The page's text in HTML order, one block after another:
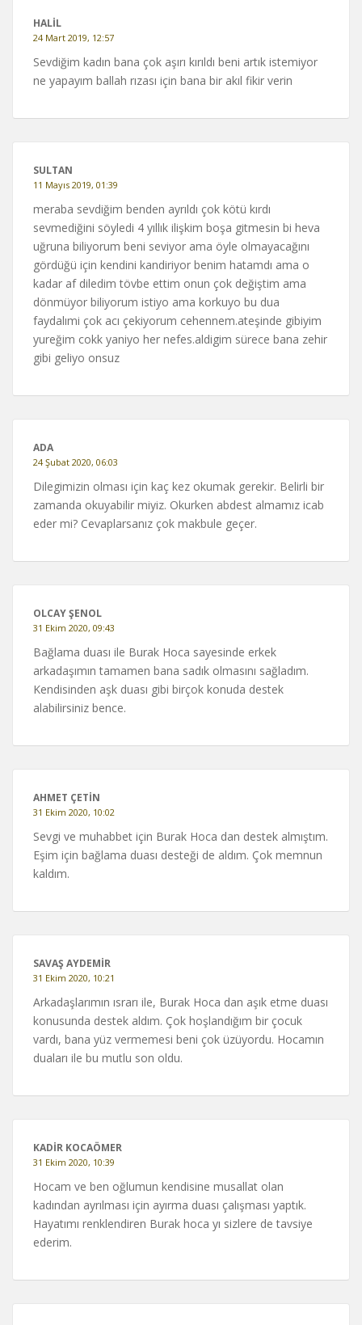
HALIL
24 Mart 2019, 12:57
Sevdiğim kadın bana çok aşırı kırıldı beni artık istemiyor
ne yapayım ballah rızası için bana bir akıl fikir verin
SULTAN
11 Mayıs 2019, 01:39
meraba sevdiğim benden ayrıldı çok kötü kırdı
sevmediğini söyledi 4 yıllık ilişkim boşa gitmesin bi heva
uğruna biliyorum beni seviyor ama öyle olmayacağını
gördüğü için kendini kandiriyor benim hatamdı ama o
kadar af diledim tövbe ettim onun çok değiştim ama
dönmüyor biliyorum istiyo ama korkuyo bu dua
faydalımi çok acı çekiyorum cehennem.ateşinde gibiyim
yureğim cokk yaniyo her nefes.aldigim sürece bana zehir
gibi geliyo onsuz
ADA
24 Şubat 2020, 06:03
Dilegimizin olması için kaç kez okumak gerekir. Belirli bir
zamanda okuyabilir miyiz. Okurken abdest almamız icab
eder mi? Cevaplarsanız çok makbule geçer.
OLCAY ŞENOL
31 Ekim 2020, 09:43
Bağlama duası ile Burak Hoca sayesinde erkek
arkadaşımın tamamen bana sadık olmasını sağladım.
Kendisinden aşk duası gibi birçok konuda destek
alabilirsiniz bence.
AHMET ÇETİN
31 Ekim 2020, 10:02
Sevgi ve muhabbet için Burak Hoca dan destek almıştım.
Eşim için bağlama duası desteği de aldım. Çok memnun
kaldım.
SAVAŞ AYDEMİR
31 Ekim 2020, 10:21
Arkadaşlarımın ısrarı ile, Burak Hoca dan aşık etme duası
konusunda destek aldım. Çok hoşlandığım bir çocuk
vardı, bana yüz vermemesi beni çok üzüyordu. Hocamın
duaları ile bu mutlu son oldu.
KADİR KOCAÖMER
31 Ekim 2020, 10:39
Hocam ve ben oğlumun kendisine musallat olan
kadından ayrılması için ayırma duası çalışması yaptık.
Hayatımı renklendiren Burak hoca yı sizlere de tavsiye
ederim.